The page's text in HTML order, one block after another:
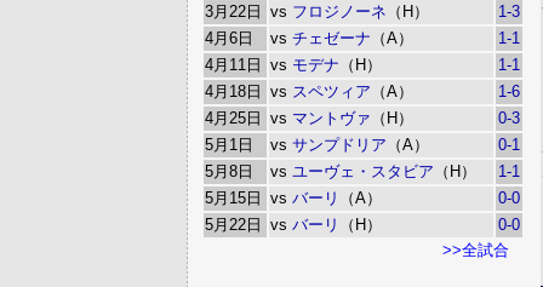
3月22日
vs フロジノーネ （H）
1-3
4月6日
vs チェゼーナ （A）
1-1
4月11日
vs モデナ （H）
1-1
4月18日
vs スペツィア （A）
1-6
4月25日
vs マントヴァ （H）
0-3
5月1日
vs サンプドリア （A）
0-1
5月8日
vs ユーヴェ・スタビア （H）
1-1
5月15日
vs バーリ （A）
0-0
5月22日
vs バーリ （H）
0-0
>>全試合